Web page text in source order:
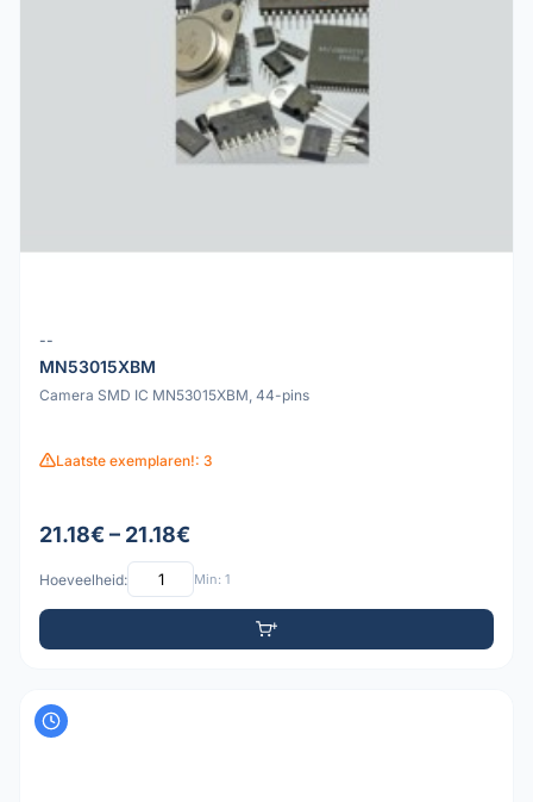
--
MN53015XBM
Camera SMD IC MN53015XBM, 44-pins
Laatste exemplaren!: 3
21.18€ – 21.18€
Hoeveelheid: Min: 1